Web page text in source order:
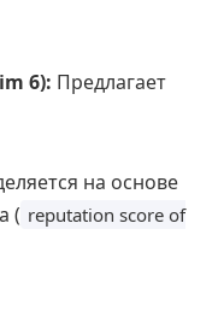
6): Предлагает
на основе
( reputation score of